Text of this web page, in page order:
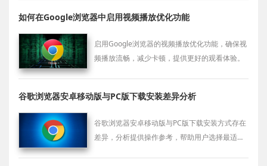
如何在Google浏览器中启用视频播放优化功能
启用Google浏览器的视频播放优化功能，确保视
频播放流畅，减少卡顿，提供更好的观看体验。
谷歌浏览器安卓移动版与PC版下载安装差异分析
谷歌浏览器安卓移动版与PC版下载安装方式存在
差异，分析提供操作参考，帮助用户选择最适合